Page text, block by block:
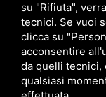
PRIVACY
RECAPTCHA V3,
su "Rifiuta",
tecnici. Se vuoi
clicca su
acconsentire
da quelli tecnici,
qualsiasi